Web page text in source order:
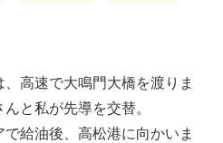
高速で大鳴門大橋を渡りま
と私が先導を交替。
給油後、高松港に向かいま